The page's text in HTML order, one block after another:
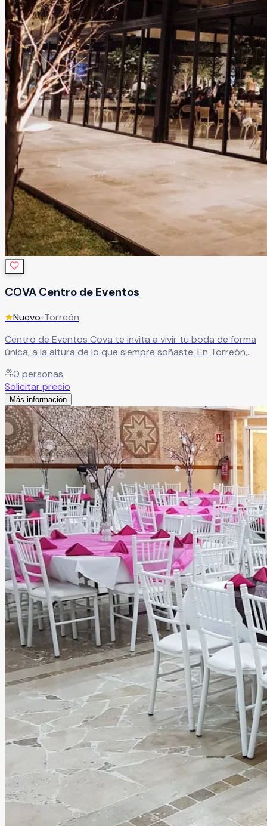
COVA Centro de Eventos
★Nuevo•Torreón
Centro de Eventos Cova te invita a vivir tu boda de forma
única, a la altura de lo que siempre soñaste. En Torreón,
adaptan a cualquier estilo de celebración, desde una
ceremonia íntima hasta una gran fiesta inolvidable,
cuidando cada detalle para una experiencia excepcional.
Leer más
0 personas
Solicitar precio
Más información